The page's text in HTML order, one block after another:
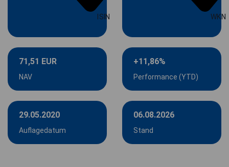
ISIN WKN
71,51 EUR
NAV
+11,86%
Performance (YTD)
29.05.2020
Auflagedatum
06.08.2026
Stand